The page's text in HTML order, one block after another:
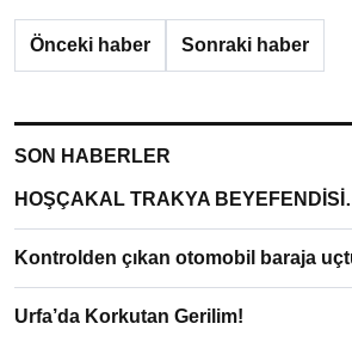
Önceki haber Sonraki haber
SON HABERLER
HOŞÇAKAL TRAKYA
Kontrolden çıkan otomobil baraja
Urfa’da Korkutan Gerilim!